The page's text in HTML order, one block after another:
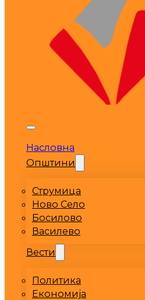
Насловна
Општини
Струмица
Ново Село
Босилово
Василево
Вести
Политика
Економија